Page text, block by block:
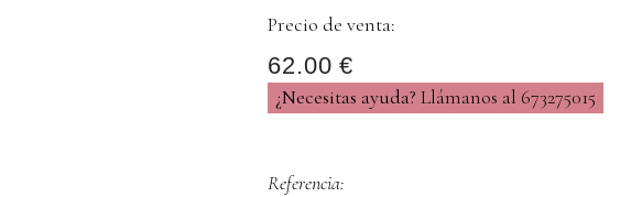
Precio de venta:
62.00 €
¿Necesitas ayuda? Llámanos al 673275015
Referencia: